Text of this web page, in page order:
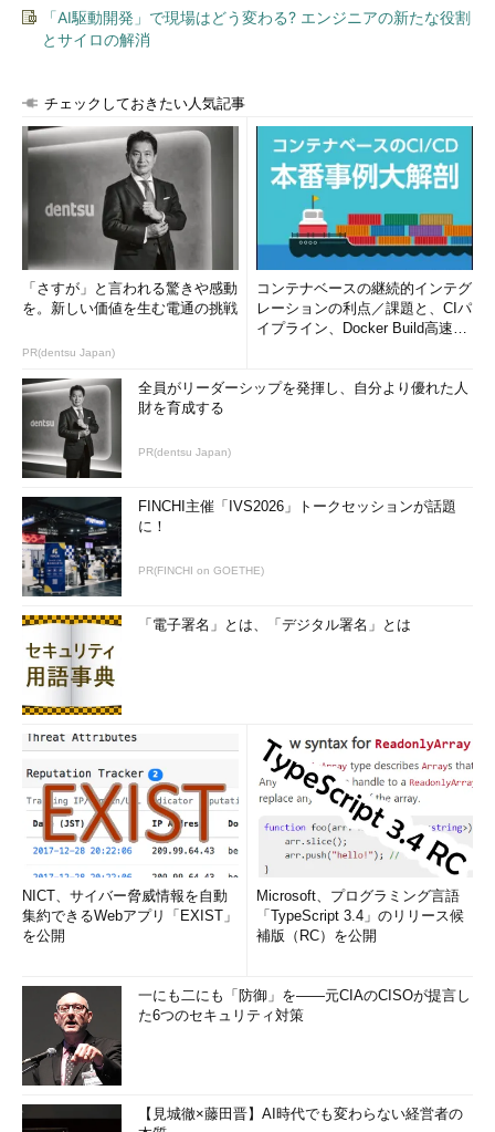
「AI駆動開発」で現場はどう変わる? エンジニアの新たな役割
とサイロの解消
チェックしておきたい人気記事
「さすが」と言われる驚きや感動
を。新しい価値を生む電通の挑戦
PR(dentsu Japan)
コンテナベースの継続的インテグ
レーションの利点／課題と、CIパ
イプライン、Docker Build高速化
全員がリーダーシップを発揮し、自分より優れた人
財を育成する
PR(dentsu Japan)
FINCHI主催「IVS2026」トークセッションが話題
に！
PR(FINCHI on GOETHE)
「電子署名」とは、「デジタル署名」とは
NICT、サイバー脅威情報を自動
集約できるWebアプリ「EXIST」
を公開
Microsoft、プログラミング言語
「TypeScript 3.4」のリリース候
補版（RC）を公開
一にも二にも「防御」を――元CIAのCISOが提言し
た6つのセキュリティ対策
【見城徹×藤田晋】AI時代でも変わらない経営者の